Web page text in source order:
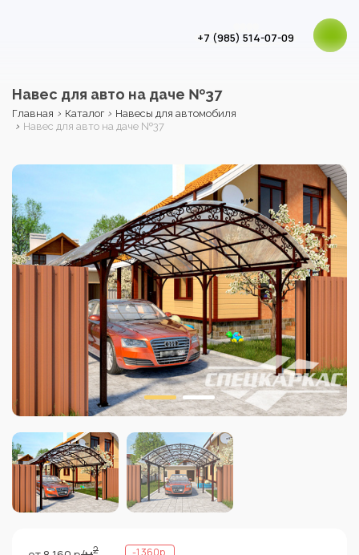
+7 (985) 514-07-09
Навес для авто на даче №37
Главная › Каталог › Навесы для автомобиля
› Навес для авто на даче №37
2